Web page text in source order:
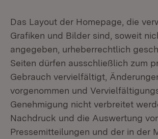
Das Layout der Homepage, die
Grafiken und Bilder sind, soweit
angegeben, urheberrechtlich
Seiten dürfen ausschließlich zum
Gebrauch vervielfältigt,
vorgenommen und
Genehmigung nicht verbreitet
Nachdruck und die Auswertung
Pressemitteilungen und der in der